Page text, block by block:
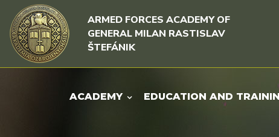
Skip to content
Skip to menu
ARMED FORCES ACADEMY OF
GENERAL MILAN RASTISLAV
ŠTEFÁNIK
ACADEMY EDUCATION AND